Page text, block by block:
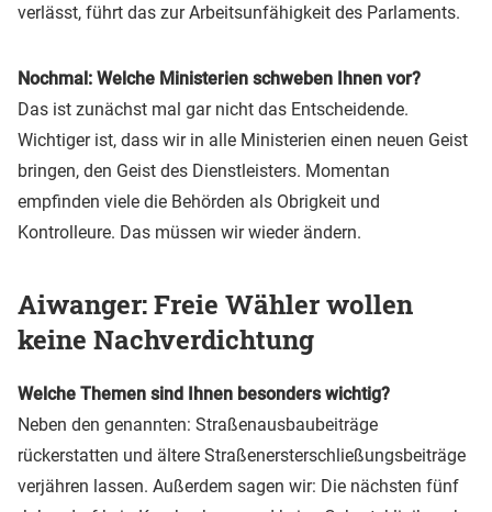
verlässt, führt das zur Arbeitsunfähigkeit des Parlaments.
Nochmal: Welche Ministerien schweben Ihnen vor?
Das ist zunächst mal gar nicht das Entscheidende.
Wichtiger ist, dass wir in alle Ministerien einen neuen Geist
bringen, den Geist des Dienstleisters. Momentan
empfinden viele die Behörden als Obrigkeit und
Kontrolleure. Das müssen wir wieder ändern.
Aiwanger: Freie Wähler wollen
keine Nachverdichtung
Welche Themen sind Ihnen besonders wichtig?
Neben den genannten: Straßenausbaubeiträge
rückerstatten und ältere Straßenersterschließungsbeiträge
verjähren lassen. Außerdem sagen wir: Die nächsten fünf